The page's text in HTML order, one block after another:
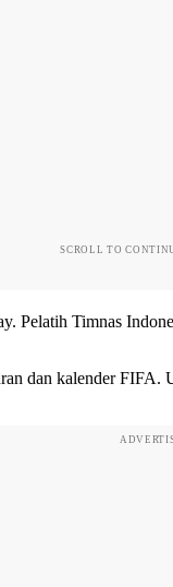
SCROLL TO
Pelatih Timnas
dan kalender